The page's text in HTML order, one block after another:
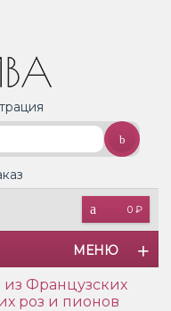
0 ₽
МЕНЮ
из Французских
роз и пионов